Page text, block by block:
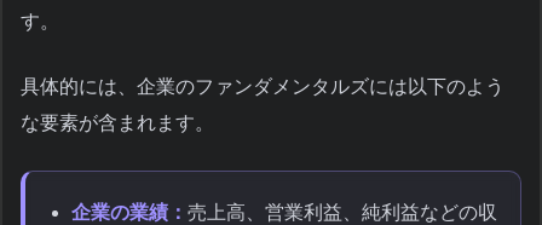
す。
具体的には、企業のファンダメンタルズには以下のよう
な要素が含まれます。
企業の業績： 売上高、営業利益、純利益などの収